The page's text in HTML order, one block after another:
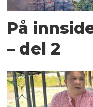
På
– del 2